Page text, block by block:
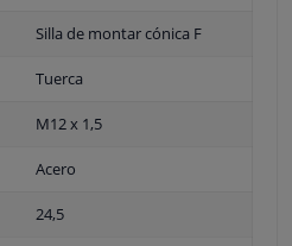
Silla de montar cónica F
Tuerca
M12 x 1,5
Acero
24,5